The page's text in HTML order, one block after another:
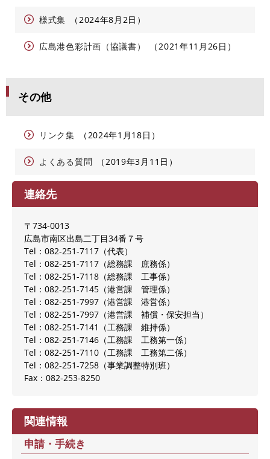
様式集 2024年8月2日
広島港色彩計画（協議書） 2021年11月26日
その他
リンク集 2024年1月18日
よくある質問 2019年3月11日
連絡先
〒734-0013
広島市南区出島二丁目34番７号
Tel：082-251-7117
代表
Tel：082-251-7117
総務課 庶務係
Tel：082-251-7118
総務課 工事係
Tel：082-251-7145
港営課 管理係
Tel：082-251-7997
港営課 港営係
Tel：082-251-7997
港営課 補償・保安担当
Tel：082-251-7141
工務課 維持係
Tel：082-251-7146
工務課 工務第一係
Tel：082-251-7110
工務課 工務第二係
Tel：082-251-7258
事業調整特別班
Fax：082-253-8250
関連情報
申請・手続き